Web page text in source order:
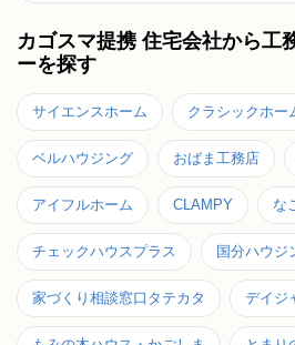
カゴスマ提携 住宅会社から工
ーを探す
サイエンスホーム クラシックホー
ベルハウジング おばま工務店
アイフルホーム CLAMPY な
チェックハウスプラス 国分ハウジ
家づくり相談窓口タテカタ デイジ